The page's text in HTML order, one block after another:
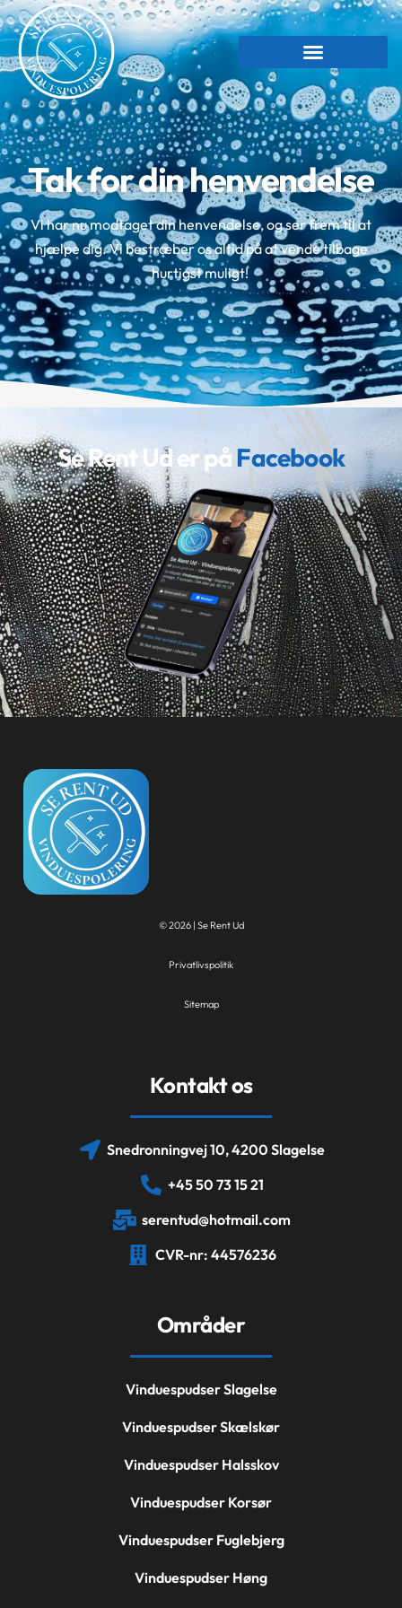
Tak for din henvendelse
Vi har nu modtaget din henvendelse, og ser frem til at
hjælpe dig. Vi bestræber os altid på at vende tilbage
hurtigst muligt!
Se Rent Ud er ​påFacebook
© 2026 | Se Rent Ud
Privatlivspolitik
Sitemap
Kontakt os
Snedronningvej 10, 4200 Slagelse
+45 50 73 15 21
serentud@hotmail.com
CVR-nr: 44576236
Områder
Vinduespudser Slagelse
Vinduespudser Skælskør
Vinduespudser Halsskov
Vinduespudser Korsør
Vinduespudser Fuglebjerg
Vinduespudser Høng